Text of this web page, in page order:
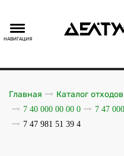
НАВИГАЦИЯ
Главная Каталог отходов
7 40 000 00 00 0
7 47
7 47 981 51 39 4